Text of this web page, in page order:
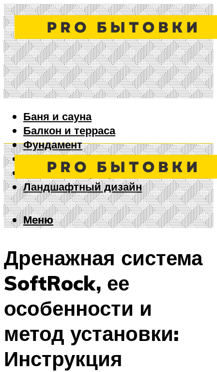
Баня и сауна
Балкон и терраса
Фундамент
Ворота и забор
Дизайн интерьера
Ландшафтный дизайн
Меню
Меню
Дренажная система
SoftRock, ее
особенности и
метод установки:
Инструкция